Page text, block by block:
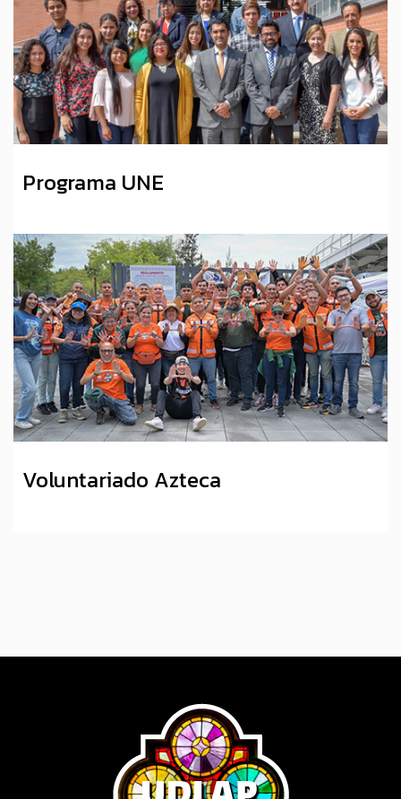
Programa UNE
Voluntariado Azteca